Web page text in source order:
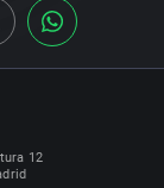
12